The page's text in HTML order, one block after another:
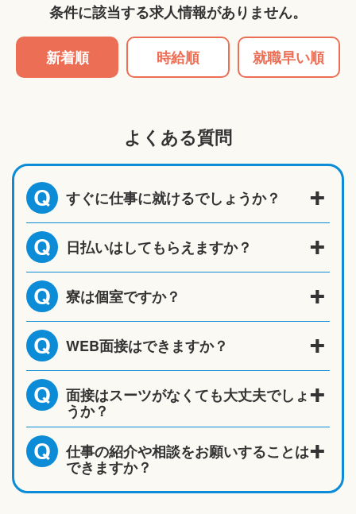
条件に該当する求人情報がありません。
新着順 時給順 就職早い順
よくある質問
Q すぐに仕事に就けるでしょうか？
Q 日払いはしてもらえますか？
Q 寮は個室ですか？
Q WEB面接はできますか？
Q 面接はスーツがなくても大丈夫でしょ
うか？
Q 仕事の紹介や相談をお願いすることは
できますか？